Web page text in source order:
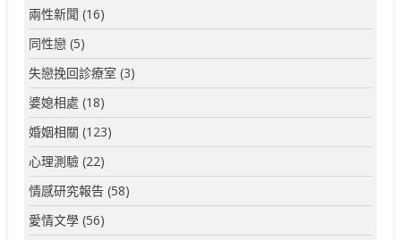
兩性新聞 (16)
同性戀 (5)
失戀挽回診療室 (3)
婆媳相處 (18)
婚姻相關 (123)
心理測驗 (22)
情感研究報告 (58)
愛情文學 (56)